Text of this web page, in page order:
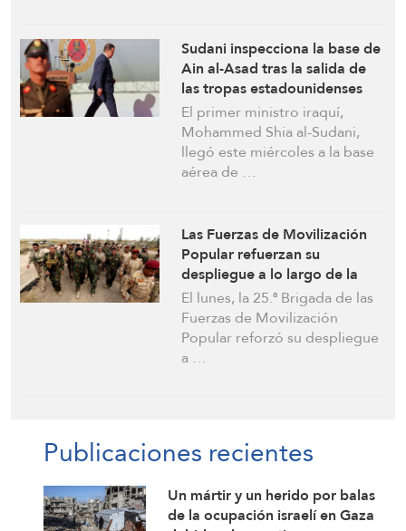
Sudani inspecciona la base de
Ain al-Asad tras la salida de
las tropas estadounidenses
El primer ministro iraquí,
Mohammed Shia al-Sudani,
llegó este miércoles a la base
aérea de …
Las Fuerzas de Movilización
Popular refuerzan su
despliegue a lo largo de la
franja fronteriza entre Iraq y
Siria tras el acuerdo entre
Damasco y las FDS
El lunes, la 25.ª Brigada de las
Fuerzas de Movilización
Popular reforzó su despliegue
a …
Publicaciones recientes
Un mártir y un herido por balas
de la ocupación israelí en Gaza